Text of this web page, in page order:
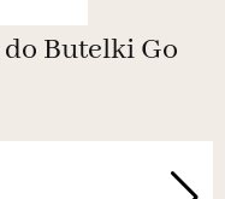
Butelki Go